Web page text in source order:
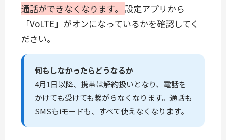
通話ができなくなります。 設定アプリから
「VoLTE」がオンになっているかを確認してく
ださい。
何もしなかったらどうなるか
4月1日以降、携帯は解約扱いとなり、電話を
かけても受けても繋がらなくなります。通話も
SMSもiモードも、すべて使えなくなります。